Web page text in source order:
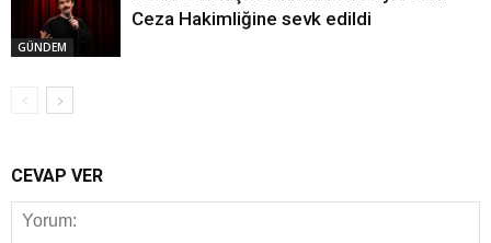
GÜNDEM
Ceza Hakimliğine sevk edildi
CEVAP VER